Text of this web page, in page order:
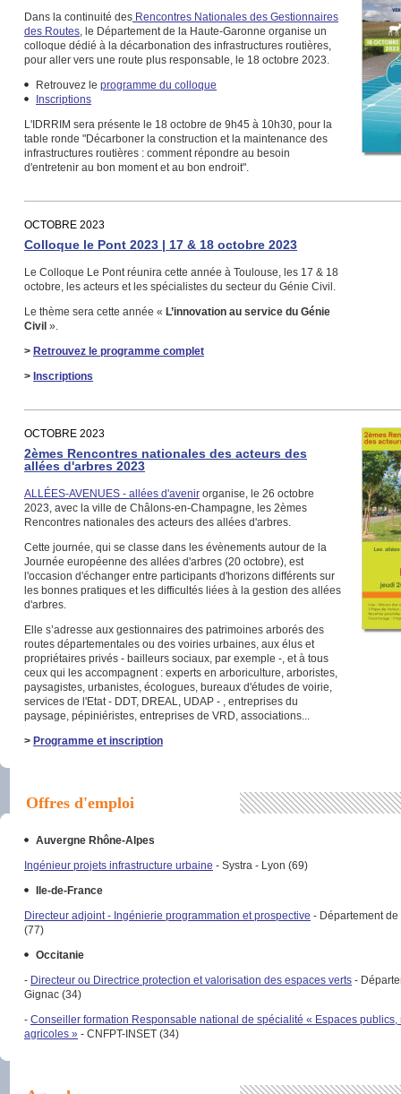
Dans la continuité des Rencontres Nationales des Gestionnaires
des Routes, le Département de la Haute-Garonne organise un
colloque dédié à la décarbonation des infrastructures routières,
pour aller vers une route plus responsable, le 18 octobre 2023.
Retrouvez le programme du colloque
Inscriptions
L'IDRRIM sera présente le 18 octobre de 9h45 à 10h30, pour la
table ronde "Décarboner la construction et la maintenance des
infrastructures routières : comment répondre au besoin
d'entretenir au bon moment et au bon endroit".
OCTOBRE 2023
Colloque le Pont 2023 | 17 & 18 octobre 2023
Le Colloque Le Pont réunira cette année à Toulouse, les 17 & 18
octobre, les acteurs et les spécialistes du secteur du Génie Civil.
Le thème sera cette année « L’innovation au service du Génie
Civil ».
> Retrouvez le programme complet
> Inscriptions
OCTOBRE 2023
2èmes Rencontres nationales des acteurs des
allées d'arbres 2023
ALLÉES-AVENUES - allées d'avenir organise, le 26 octobre
2023, avec la ville de Châlons-en-Champagne, les 2èmes
Rencontres nationales des acteurs des allées d'arbres.
Cette journée, qui se classe dans les évènements autour de la
Journée européenne des allées d'arbres (20 octobre), est
l'occasion d'échanger entre participants d'horizons différents sur
les bonnes pratiques et les difficultés liées à la gestion des allées
d'arbres.
Elle s’adresse aux gestionnaires des patrimoines arborés des
routes départementales ou des voiries urbaines, aux élus et
propriétaires privés - bailleurs sociaux, par exemple -, et à tous
ceux qui les accompagnent : experts en arboriculture, arboristes,
paysagistes, urbanistes, écologues, bureaux d'études de voirie,
services de l'Etat - DDT, DREAL, UDAP - , entreprises du
paysage, pépiniéristes, entreprises de VRD, associations...
> Programme et inscription
Offres d'emploi
Auvergne Rhône-Alpes
Ingénieur projets infrastructure urbaine - Systra - Lyon (69)
Ile-de-France
Directeur adjoint - Ingénierie programmation et prospective - Département
(77)
Occitanie
- Directeur ou Directrice protection et valorisation des espaces verts -
Gignac (34)
- Conseiller formation Responsable national de spécialité « Espaces publics,
agricoles » - CNFPT-INSET (34)